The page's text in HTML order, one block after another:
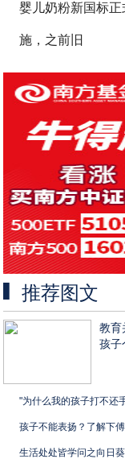
婴儿奶粉新国标正
施，之前旧
推荐图文
教育
孩子
"为什么我的孩子打不还
孩子不能表扬？了解下
生活处处皆学问之向日